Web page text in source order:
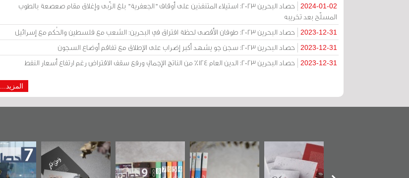
2024-01-02
حصاد البحرين 2023: استيلاء المتنفذين على أوقاف "الجعفرية" بلغ الزّبى وإغلاق مقام صعصعة بالطوب
المسلّح بعد تخريبه
2023-12-31 حصاد البحرين 2023: طوفان الأقصى لحظة افتراق في البحرين: الشعب مع فلسطين والحُكم مع إسرائيل
2023-12-31 حصاد البحرين 2023: سجن جو يشهد أكبر إضراب على الإطلاق مع تفاقم أوضاع السجون
2023-12-31 حصاد البحرين 2023: الدين العام 124% من الناتج الإجمالي ورفع سقف الاقتراض رغم ارتفاع أسعار النفط
المزيد...
"حماة الباب الأخير":
الإصدار الأول عن
اعتصام الدراز
تصنيف موضوعي
للوثائق البريطانية
يقدمه «مركز أوال»
تصدر حصاد
الساحات 2019
«وطن عكر» رواية
جديدة لمعتقل
عسكري تصدر عن
حصاد 2017